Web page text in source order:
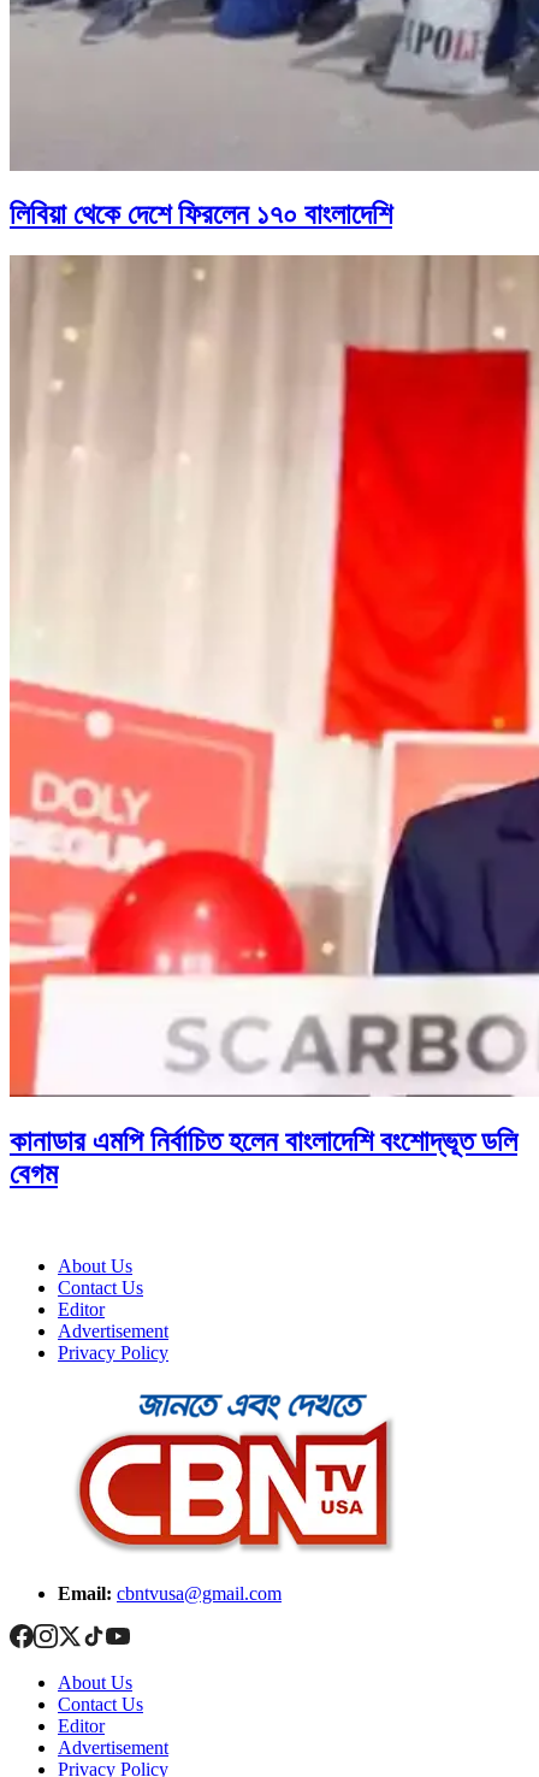
লিবিয়া থেকে দেশে ফিরলেন ১৭০ বাংলাদেশি
কানাডার এমপি নির্বাচিত হলেন বাংলাদেশি বংশোদ্ভূত ডলি
বেগম
About Us
Contact Us
Editor
Advertisement
Privacy Policy
Email: cbntvusa@gmail.com
About Us
Contact Us
Editor
Advertisement
Privacy Policy